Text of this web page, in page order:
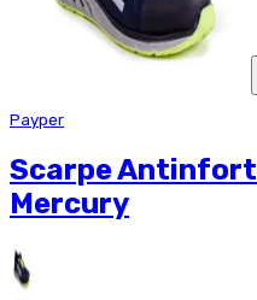
Payper
Scarpe
Mercury